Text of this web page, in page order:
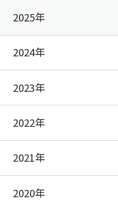
2025年
2024年
2023年
2022年
2021年
2020年